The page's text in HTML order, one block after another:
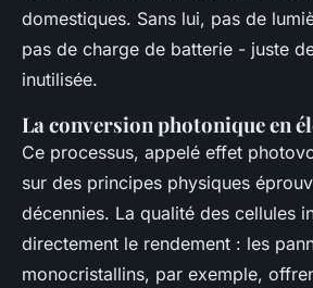
domestiques. Sans lui, pas de
pas de charge de batterie - juste
inutilisée.
La conversion photonique en
Ce processus, appelé effet
sur des principes physiques
décennies. La qualité des cellules
directement le rendement : les
monocristallins, par exemple,